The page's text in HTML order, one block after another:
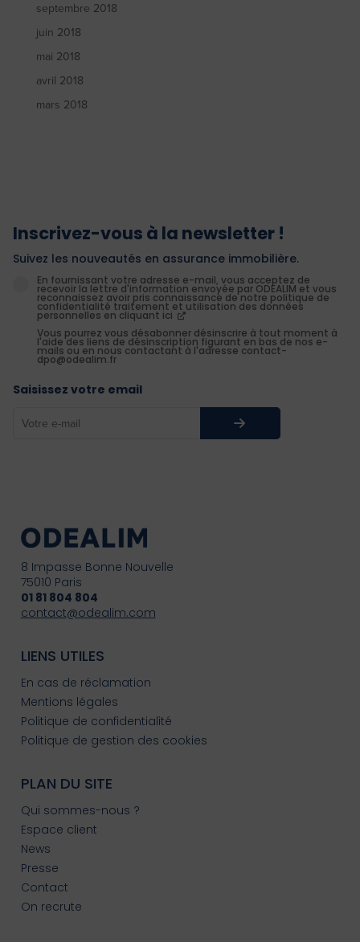
septembre 2018
juin 2018
mai 2018
avril 2018
mars 2018
Inscrivez-vous à la newsletter !
Suivez les nouveautés en assurance immobilière.
En fournissant votre adresse e-mail, vous acceptez de
recevoir la lettre d'information envoyée par ODEALIM et vous
reconnaissez avoir pris connaissance de notre politique de
confidentialité traitement et utilisation des données
personnelles en cliquant ici
Vous pourrez vous désabonner désinscrire à tout moment à
l'aide des liens de désinscription figurant en bas de nos e-
mails ou en nous contactant à l'adresse contact-
dpo@odealim.fr
Saisissez votre email
8 Impasse Bonne Nouvelle
75010 Paris
01 81 804 804
contact@odealim.com
LIENS UTILES
En cas de réclamation
Mentions légales
Politique de confidentialité
Politique de gestion des cookies
PLAN DU SITE
Qui sommes-nous ?
Espace client
News
Presse
Contact
On recrute